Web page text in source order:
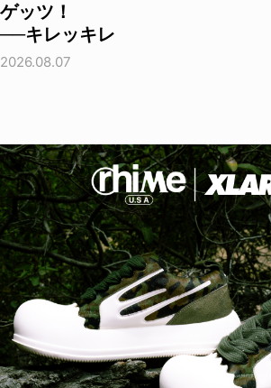
ゲッツ！
──キレッキレ
2026.08.07